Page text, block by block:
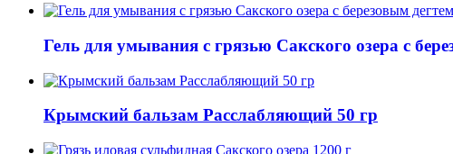
Гель для умывания с грязью Сакского озера с
Крымский бальзам Расслабляющий 50 гр